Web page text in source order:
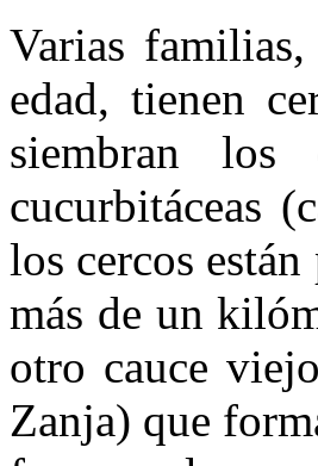
Varias
edad, tienen
siembran los
cucurbitáceas
los cercos
más de un
otro cauce
Zanja) que